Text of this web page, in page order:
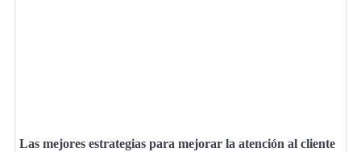
Las mejores estrategias para mejorar la atención al cliente